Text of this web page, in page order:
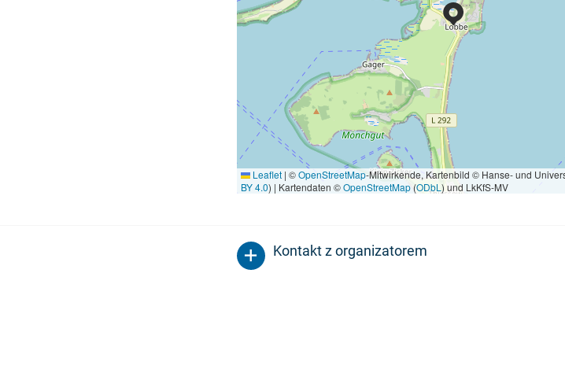
Leaflet | ©OpenStreetMap-Mitwirkende, Kartenbild © Hanse- und
BY 4.0) | Kartendaten ©OpenStreetMap(ODbL ) und LkKfS-MV
Kontakt z organizatorem